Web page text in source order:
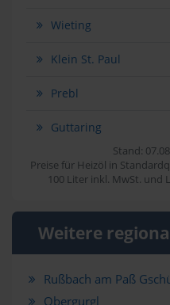
Wieting
Klein St. Paul
Prebl
Guttaring
Stand:
Preise für Heizöl in
100 Liter inkl. MwSt. und
Weitere
Rußbach am Paß
Obergurgl